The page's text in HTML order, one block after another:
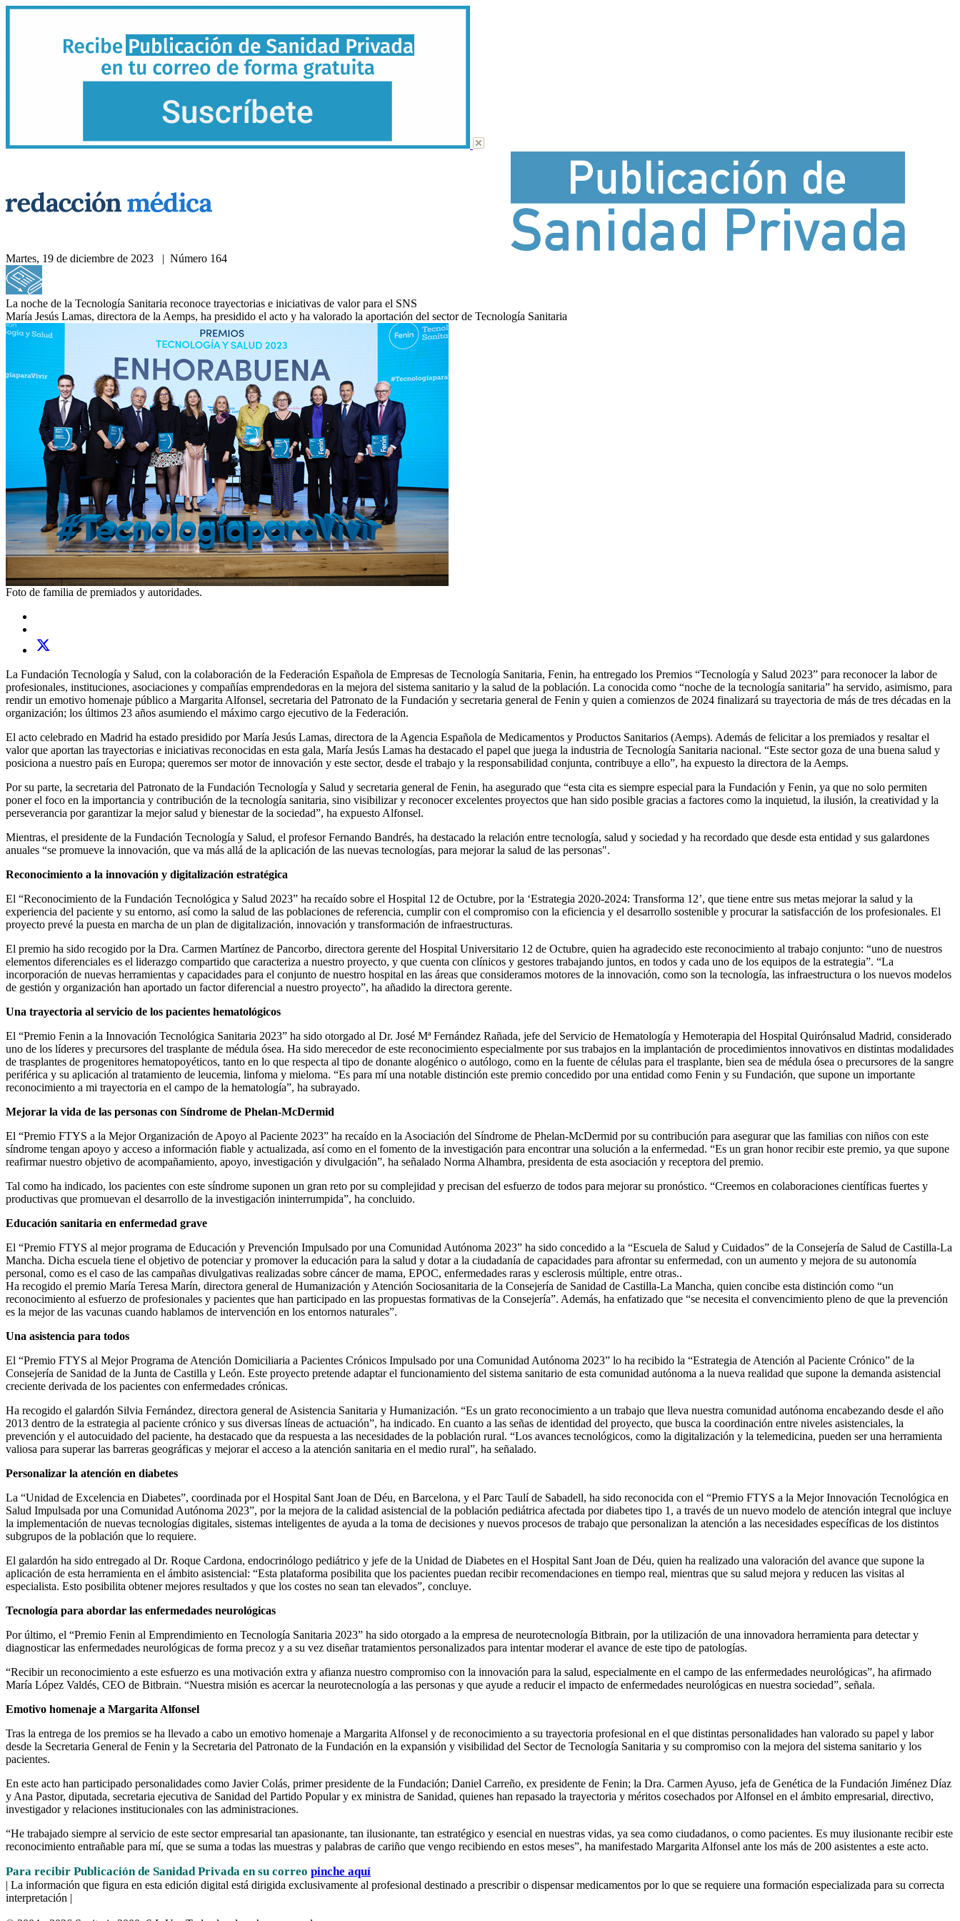
Martes, 19 de diciembre de 2023 | Número 164
La noche de la Tecnología Sanitaria reconoce trayectorias e iniciativas de valor para el SNS
María Jesús Lamas, directora de la Aemps, ha presidido el acto y ha valorado la aportación del sector de Tecnología Sanitaria
Foto de familia de premiados y autoridades.
La Fundación Tecnología y Salud, con la colaboración de la Federación Española de Empresas de Tecnología Sanitaria, Fenin, ha entregado los Premios “Tecnología y Salud 2023” para reconocer la labor de
profesionales, instituciones, asociaciones y compañías emprendedoras en la mejora del sistema sanitario y la salud de la población. La conocida como “noche de la tecnología sanitaria” ha servido, asimismo, para
rendir un emotivo homenaje público a Margarita Alfonsel, secretaria del Patronato de la Fundación y secretaria general de Fenin y quien a comienzos de 2024 finalizará su trayectoria de más de tres décadas en la
organización; los últimos 23 años asumiendo el máximo cargo ejecutivo de la Federación.
El acto celebrado en Madrid ha estado presidido por María Jesús Lamas, directora de la Agencia Española de Medicamentos y Productos Sanitarios (Aemps). Además de felicitar a los premiados y resaltar el
valor que aportan las trayectorias e iniciativas reconocidas en esta gala, María Jesús Lamas ha destacado el papel que juega la industria de Tecnología Sanitaria nacional. “Este sector goza de una buena salud y
posiciona a nuestro país en Europa; queremos ser motor de innovación y este sector, desde el trabajo y la responsabilidad conjunta, contribuye a ello”, ha expuesto la directora de la Aemps.
Por su parte, la secretaria del Patronato de la Fundación Tecnología y Salud y secretaria general de Fenin, ha asegurado que “esta cita es siempre especial para la Fundación y Fenin, ya que no solo permiten
poner el foco en la importancia y contribución de la tecnología sanitaria, sino visibilizar y reconocer excelentes proyectos que han sido posible gracias a factores como la inquietud, la ilusión, la creatividad y la
perseverancia por garantizar la mejor salud y bienestar de la sociedad”, ha expuesto Alfonsel.
Mientras, el presidente de la Fundación Tecnología y Salud, el profesor Fernando Bandrés, ha destacado la relación entre tecnología, salud y sociedad y ha recordado que desde esta entidad y sus galardones
anuales “se promueve la innovación, que va más allá de la aplicación de las nuevas tecnologías, para mejorar la salud de las personas".
Reconocimiento a la innovación y digitalización estratégica
El “Reconocimiento de la Fundación Tecnológica y Salud 2023” ha recaído sobre el Hospital 12 de Octubre, por la ‘Estrategia 2020-2024: Transforma 12’, que tiene entre sus metas mejorar la salud y la
experiencia del paciente y su entorno, así como la salud de las poblaciones de referencia, cumplir con el compromiso con la eficiencia y el desarrollo sostenible y procurar la satisfacción de los profesionales. El
proyecto prevé la puesta en marcha de un plan de digitalización, innovación y transformación de infraestructuras.
El premio ha sido recogido por la Dra. Carmen Martínez de Pancorbo, directora gerente del Hospital Universitario 12 de Octubre, quien ha agradecido este reconocimiento al trabajo conjunto: “uno de nuestros
elementos diferenciales es el liderazgo compartido que caracteriza a nuestro proyecto, y que cuenta con clínicos y gestores trabajando juntos, en todos y cada uno de los equipos de la estrategia”. “La
incorporación de nuevas herramientas y capacidades para el conjunto de nuestro hospital en las áreas que consideramos motores de la innovación, como son la tecnología, las infraestructura o los nuevos modelos
de gestión y organización han aportado un factor diferencial a nuestro proyecto”, ha añadido la directora gerente.
Una trayectoria al servicio de los pacientes hematológicos
El “Premio Fenin a la Innovación Tecnológica Sanitaria 2023” ha sido otorgado al Dr. José Mª Fernández Rañada, jefe del Servicio de Hematología y Hemoterapia del Hospital Quirónsalud Madrid, considerado
uno de los líderes y precursores del trasplante de médula ósea. Ha sido merecedor de este reconocimiento especialmente por sus trabajos en la implantación de procedimientos innovativos en distintas modalidades
de trasplantes de progenitores hematopoyéticos, tanto en lo que respecta al tipo de donante alogénico o autólogo, como en la fuente de células para el trasplante, bien sea de médula ósea o precursores de la sangre
periférica y su aplicación al tratamiento de leucemia, linfoma y mieloma. “Es para mí una notable distinción este premio concedido por una entidad como Fenin y su Fundación, que supone un importante
reconocimiento a mi trayectoria en el campo de la hematología”, ha subrayado.
Mejorar la vida de las personas con Síndrome de Phelan-McDermid
El “Premio FTYS a la Mejor Organización de Apoyo al Paciente 2023” ha recaído en la Asociación del Síndrome de Phelan-McDermid por su contribución para asegurar que las familias con niños con este
síndrome tengan apoyo y acceso a información fiable y actualizada, así como en el fomento de la investigación para encontrar una solución a la enfermedad. “Es un gran honor recibir este premio, ya que supone
reafirmar nuestro objetivo de acompañamiento, apoyo, investigación y divulgación”, ha señalado Norma Alhambra, presidenta de esta asociación y receptora del premio.
Tal como ha indicado, los pacientes con este síndrome suponen un gran reto por su complejidad y precisan del esfuerzo de todos para mejorar su pronóstico. “Creemos en colaboraciones científicas fuertes y
productivas que promuevan el desarrollo de la investigación ininterrumpida”, ha concluido.
Educación sanitaria en enfermedad grave
El “Premio FTYS al mejor programa de Educación y Prevención Impulsado por una Comunidad Autónoma 2023” ha sido concedido a la “Escuela de Salud y Cuidados” de la Consejería de Salud de Castilla-La
Mancha. Dicha escuela tiene el objetivo de potenciar y promover la educación para la salud y dotar a la ciudadanía de capacidades para afrontar su enfermedad, con un aumento y mejora de su autonomía
personal, como es el caso de las campañas divulgativas realizadas sobre cáncer de mama, EPOC, enfermedades raras y esclerosis múltiple, entre otras..
Ha recogido el premio María Teresa Marín, directora general de Humanización y Atención Sociosanitaria de la Consejería de Sanidad de Castilla-La Mancha, quien concibe esta distinción como “un
reconocimiento al esfuerzo de profesionales y pacientes que han participado en las propuestas formativas de la Consejería”. Además, ha enfatizado que “se necesita el convencimiento pleno de que la prevención
es la mejor de las vacunas cuando hablamos de intervención en los entornos naturales”.
Una asistencia para todos
El “Premio FTYS al Mejor Programa de Atención Domiciliaria a Pacientes Crónicos Impulsado por una Comunidad Autónoma 2023” lo ha recibido la “Estrategia de Atención al Paciente Crónico” de la
Consejería de Sanidad de la Junta de Castilla y León. Este proyecto pretende adaptar el funcionamiento del sistema sanitario de esta comunidad autónoma a la nueva realidad que supone la demanda asistencial
creciente derivada de los pacientes con enfermedades crónicas.
Ha recogido el galardón Silvia Fernández, directora general de Asistencia Sanitaria y Humanización. “Es un grato reconocimiento a un trabajo que lleva nuestra comunidad autónoma encabezando desde el año
2013 dentro de la estrategia al paciente crónico y sus diversas líneas de actuación”, ha indicado. En cuanto a las señas de identidad del proyecto, que busca la coordinación entre niveles asistenciales, la
prevención y el autocuidado del paciente, ha destacado que da respuesta a las necesidades de la población rural. “Los avances tecnológicos, como la digitalización y la telemedicina, pueden ser una herramienta
valiosa para superar las barreras geográficas y mejorar el acceso a la atención sanitaria en el medio rural”, ha señalado.
Personalizar la atención en diabetes
La “Unidad de Excelencia en Diabetes”, coordinada por el Hospital Sant Joan de Déu, en Barcelona, y el Parc Taulí de Sabadell, ha sido reconocida con el “Premio FTYS a la Mejor Innovación Tecnológica en
Salud Impulsada por una Comunidad Autónoma 2023”, por la mejora de la calidad asistencial de la población pediátrica afectada por diabetes tipo 1, a través de un nuevo modelo de atención integral que incluye
la implementación de nuevas tecnologías digitales, sistemas inteligentes de ayuda a la toma de decisiones y nuevos procesos de trabajo que personalizan la atención a las necesidades específicas de los distintos
subgrupos de la población que lo requiere.
El galardón ha sido entregado al Dr. Roque Cardona, endocrinólogo pediátrico y jefe de la Unidad de Diabetes en el Hospital Sant Joan de Déu, quien ha realizado una valoración del avance que supone la
aplicación de esta herramienta en el ámbito asistencial: “Esta plataforma posibilita que los pacientes puedan recibir recomendaciones en tiempo real, mientras que su salud mejora y reducen las visitas al
especialista. Esto posibilita obtener mejores resultados y que los costes no sean tan elevados”, concluye.
Tecnología para abordar las enfermedades neurológicas
Por último, el “Premio Fenin al Emprendimiento en Tecnología Sanitaria 2023” ha sido otorgado a la empresa de neurotecnología Bitbrain, por la utilización de una innovadora herramienta para detectar y
diagnosticar las enfermedades neurológicas de forma precoz y a su vez diseñar tratamientos personalizados para intentar moderar el avance de este tipo de patologías.
“Recibir un reconocimiento a este esfuerzo es una motivación extra y afianza nuestro compromiso con la innovación para la salud, especialmente en el campo de las enfermedades neurológicas”, ha afirmado
María López Valdés, CEO de Bitbrain. “Nuestra misión es acercar la neurotecnología a las personas y que ayude a reducir el impacto de enfermedades neurológicas en nuestra sociedad”, señala.
Emotivo homenaje a Margarita Alfonsel
Tras la entrega de los premios se ha llevado a cabo un emotivo homenaje a Margarita Alfonsel y de reconocimiento a su trayectoria profesional en el que distintas personalidades han valorado su papel y labor
desde la Secretaria General de Fenin y la Secretaria del Patronato de la Fundación en la expansión y visibilidad del Sector de Tecnología Sanitaria y su compromiso con la mejora del sistema sanitario y los
pacientes.
En este acto han participado personalidades como Javier Colás, primer presidente de la Fundación; Daniel Carreño, ex presidente de Fenin; la Dra. Carmen Ayuso, jefa de Genética de la Fundación Jiménez Díaz
y Ana Pastor, diputada, secretaria ejecutiva de Sanidad del Partido Popular y ex ministra de Sanidad, quienes han repasado la trayectoria y méritos cosechados por Alfonsel en el ámbito empresarial, directivo,
investigador y relaciones institucionales con las administraciones.
“He trabajado siempre al servicio de este sector empresarial tan apasionante, tan ilusionante, tan estratégico y esencial en nuestras vidas, ya sea como ciudadanos, o como pacientes. Es muy ilusionante recibir este
reconocimiento entrañable para mí, que se suma a todas las muestras y palabras de cariño que vengo recibiendo en estos meses”, ha manifestado Margarita Alfonsel ante los más de 200 asistentes a este acto.
Para recibir Publicación de Sanidad Privada en su correo pinche aquí
| La información que figura en esta edición digital está dirigida exclusivamente al profesional destinado a prescribir o dispensar medicamentos por lo que se requiere una formación especializada para su correcta
interpretación |